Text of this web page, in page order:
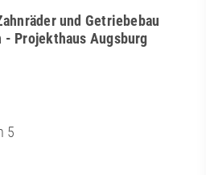
und Getriebebau
- Projekthaus Augsburg
5